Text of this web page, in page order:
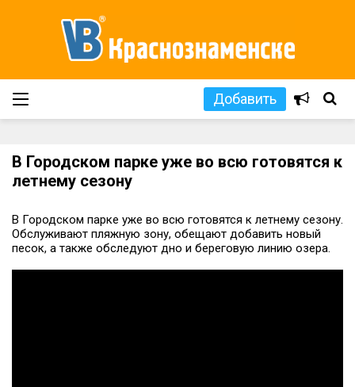
Добавить
В Городском парке уже во всю готовятся к
летнему сезону
В Городском парке уже во всю готовятся к летнему сезону.
Обслуживают пляжную зону, обещают добавить новый
песок, а также обследуют дно и береговую линию озера.